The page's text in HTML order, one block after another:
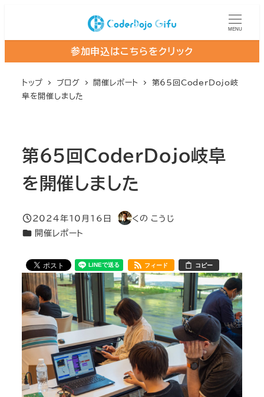
コ
MENU
参加申込はこちらをクリック
トップ ブログ 開催レポート
第65回CoderDojo岐
阜を開催しました
第65回CoderDojo岐阜
を開催しました
投稿日
2024年10月16日
著
くの こうじ
カテゴリー
開催レポート
フィード コピー